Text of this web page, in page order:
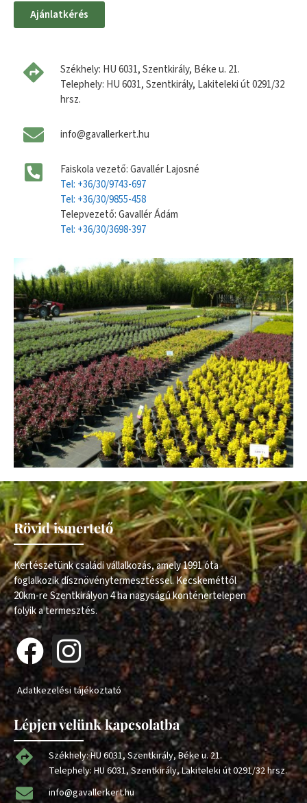
Ajánlatkérés
Székhely: HU 6031, Szentkirály, Béke u. 21.
Telephely: HU 6031, Szentkirály, Lakiteleki út 0291/32
hrsz.
info@gavallerkert.hu
Faiskola vezető: Gavallér Lajosné
Tel: +36/30/9743-697
Tel: +36/30/9855-458
Telepvezető: Gavallér Ádám
Tel: +36/30/3698-397
Rövid ismertető
Kertészetünk családi vállalkozás, amely 1991 óta
foglalkozik dísznövénytermesztéssel. Kecskeméttől
20km-re Szentkirályon 4 ha nagyságú konténertelepen
folyik a termesztés.
Adatkezelési tájékoztató
Lépjen velünk kapcsolatba
Székhely: HU 6031, Szentkirály, Béke u. 21.
Telephely: HU 6031, Szentkirály, Lakiteleki út 0291/32 hrsz.
info@gavallerkert.hu